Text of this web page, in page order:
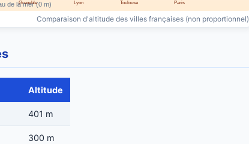
de la mer (0 m)
Grenoble Lyon Toulouse Paris
Comparaison d'altitude des villes françaises (non proportionnel)
Altitude
401 m
300 m